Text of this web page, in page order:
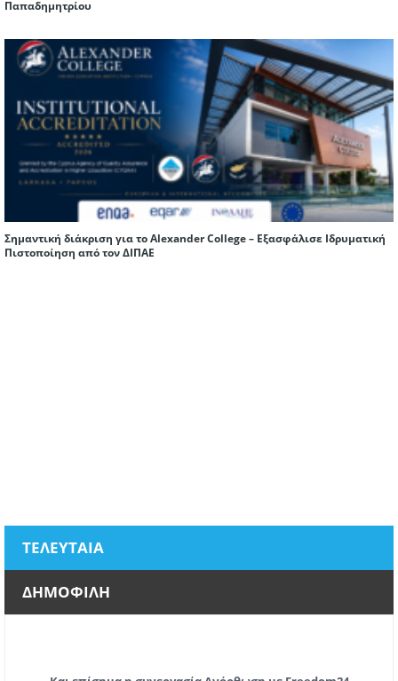
Παπαδημητρίου
Σημαντική διάκριση για το Alexander College – Εξασφάλισε Ιδρυματική
Πιστοποίηση από τον ΔΙΠΑΕ
ΤΕΛΕΥΤΑΙΑ
ΔΗΜΟΦΙΛΗ